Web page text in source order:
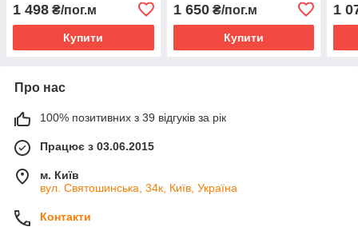
1 498 ₴/пог.м
Купити
1 650₴/пог.м
Купити
1
Про нас
100% позитивних з 39 відгуків за рік
Працює з 03.06.2015
м. Київ
вул. Святошинська, 34к, Київ, Україна
Контакти